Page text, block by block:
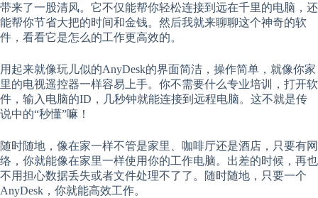
带来了一股清风。它不仅能帮你轻松连接到远在千里的电脑，还
能帮你节省大把的时间和金钱。然后我就来聊聊这个神奇的软
件，看看它是怎么的工作更高效的。
用起来就像玩儿似的AnyDesk的界面简洁，操作简单，就像你家
里的电视遥控器一样容易上手。你不需要什么专业培训，打开软
件，输入电脑的ID，几秒钟就能连接到远程电脑。这不就是传
说中的“秒懂”嘛！
随时随地，像在家一样不管是家里、咖啡厅还是酒店，只要有网
络，你就能像在家里一样使用你的工作电脑。出差的时候，再也
不用担心数据丢失或者文件处理不了了。随时随地，只要一个
AnyDesk，你就能高效工作。